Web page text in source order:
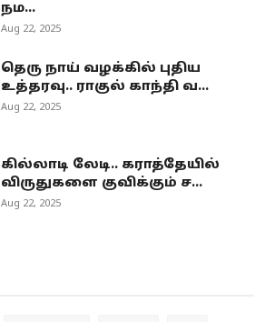
நம...
Aug 22, 2025
தெரு நாய் வழக்கில் புதிய
உத்தரவு.. ராகுல் காந்தி வ...
Aug 22, 2025
கில்லாடி லேடி.. கராத்தேயில்
விருதுகளை குவிக்கும் ச...
Aug 22, 2025